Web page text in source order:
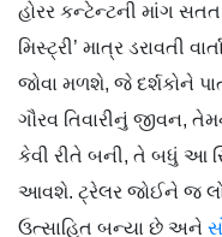
હોરર કન્ટેન્ટની માંગ સતત
મિસ્ટ્રી’ માત્ર ડરાવતી
જોવા મળશે, જે દર્શકોને
ગૌરવ તિવારીનું જીવન,
કેવી રીતે બની, તે બધું આ
આવશે. ટ્રેલર જોઈને જ
ઉત્સાહિત બન્યા છે અને